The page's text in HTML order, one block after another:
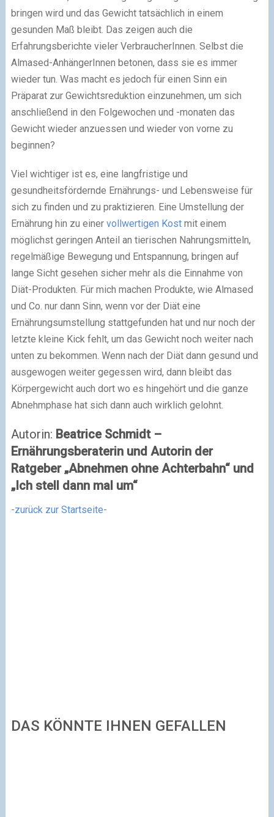
bringen wird und das Gewicht tatsächlich in einem
gesunden Maß bleibt. Das zeigen auch die
Erfahrungsberichte vieler VerbraucherInnen. Selbst die
Almased-AnhängerInnen betonen, dass sie es immer
wieder tun. Was macht es jedoch für einen Sinn ein
Präparat zur Gewichtsreduktion einzunehmen, um sich
anschließend in den Folgewochen und -monaten das
Gewicht wieder anzuessen und wieder von vorne zu
beginnen?
Viel wichtiger ist es, eine langfristige und
gesundheitsfördernde Ernährungs- und Lebensweise für
sich zu finden und zu praktizieren. Eine Umstellung der
Ernährung hin zu einer vollwertigen Kostmit einem
möglichst geringen Anteil an tierischen Nahrungsmitteln,
regelmäßige Bewegung und Entspannung, bringen auf
lange Sicht gesehen sicher mehr als die Einnahme von
Diät-Produkten. Für mich machen Produkte, wie Almased
und Co. nur dann Sinn, wenn vor der Diät eine
Ernährungsumstellung stattgefunden hat und nur noch der
letzte kleine Kick fehlt, um das Gewicht noch weiter nach
unten zu bekommen. Wenn nach der Diät dann gesund und
ausgewogen weiter gegessen wird, dann bleibt das
Körpergewicht auch dort wo es hingehört und die ganze
Abnehmphase hat sich dann auch wirklich gelohnt.
Autorin: Beatrice Schmidt –
Ernährungsberaterin und Autorin der
Ratgeber „Abnehmen ohne Achterbahn“ und
„Ich stell dann mal um“
-zurück zur Startseite-
DAS KÖNNTE IHNEN GEFALLEN